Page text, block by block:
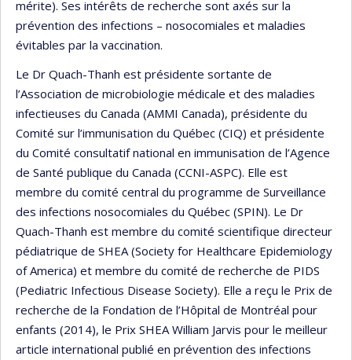
mérite). Ses intérêts de recherche sont axés sur la
prévention des infections – nosocomiales et maladies
évitables par la vaccination.
Le Dr Quach-Thanh est présidente sortante de
l’Association de microbiologie médicale et des maladies
infectieuses du Canada (AMMI Canada), présidente du
Comité sur l’immunisation du Québec (CIQ) et présidente
du Comité consultatif national en immunisation de l’Agence
de Santé publique du Canada (CCNI-ASPC). Elle est
membre du comité central du programme de Surveillance
des infections nosocomiales du Québec (SPIN). Le Dr
Quach-Thanh est membre du comité scientifique directeur
pédiatrique de SHEA (Society for Healthcare Epidemiology
of America) et membre du comité de recherche de PIDS
(Pediatric Infectious Disease Society). Elle a reçu le Prix de
recherche de la Fondation de l’Hôpital de Montréal pour
enfants (2014), le Prix SHEA William Jarvis pour le meilleur
article international publié en prévention des infections